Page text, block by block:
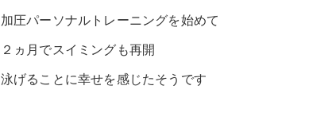
加圧パーソナルトレーニングを始めて
２ヵ月でスイミングも再開
泳げることに幸せを感じたそうです